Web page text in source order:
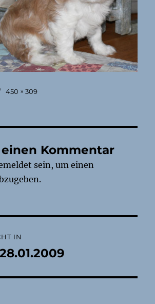
Originalgröße
450 × 309
Kommentar
sein, um einen
IN